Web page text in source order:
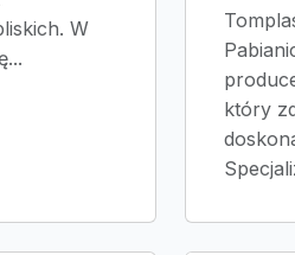
W
który